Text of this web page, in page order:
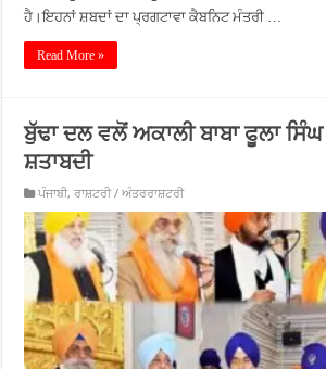
ਹੈ।ਇਹਨਾਂ ਸ਼ਬਦਾਂ ਦਾ ਪ੍ਰਗਟਾਵਾ ਕੈਬਨਿਟ ਮੰਤਰੀ …
Read More »
ਬੁੱਢਾ ਦਲ ਵਲੋਂ ਅਕਾਲੀ ਬਾਬਾ ਫੂਲਾ ਸਿੰਘ
ਸ਼ਤਾਬਦੀ
ਪੰਜਾਬੀ,ਰਾਸ਼ਟਰੀ / ਅੰਤਰਰਾਸ਼ਟਰੀ